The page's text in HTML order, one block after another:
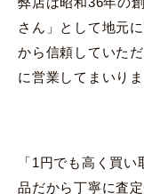
さん」として地元
から信頼していた
に営業してまいりま
「1円でも高く買
品だから丁寧に査